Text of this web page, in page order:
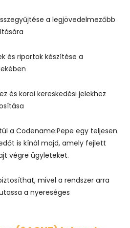
a legjövedelmezőbb
és riportok készítése a
és korai kereskedési jelekhez
a Codename:Pepe egy teljesen
is kínál majd, amely fejlett
végre ügyleteket.
mivel a rendszer arra
a nyereséges